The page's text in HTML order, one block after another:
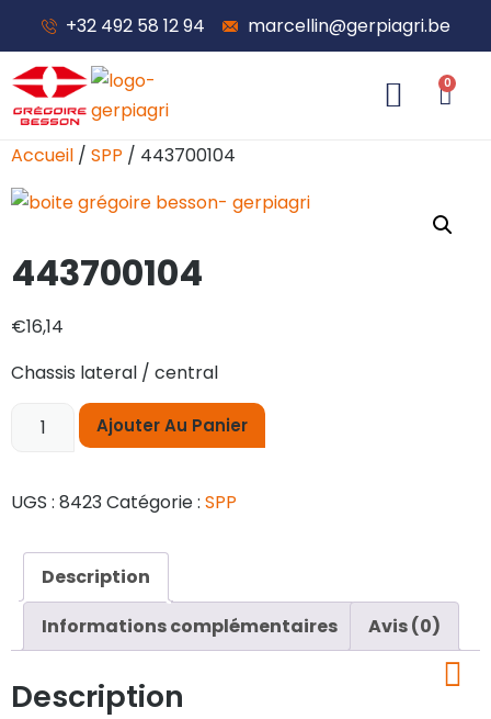
+32 492 58 12 94 marcellin@gerpiagri.be
0
Accueil / SPP / 443700104
443700104
€16,14
Chassis lateral / central
Ajouter Au Panier
UGS : 8423Catégorie : SPP
Description
Informations complémentaires
Avis (0)
Description